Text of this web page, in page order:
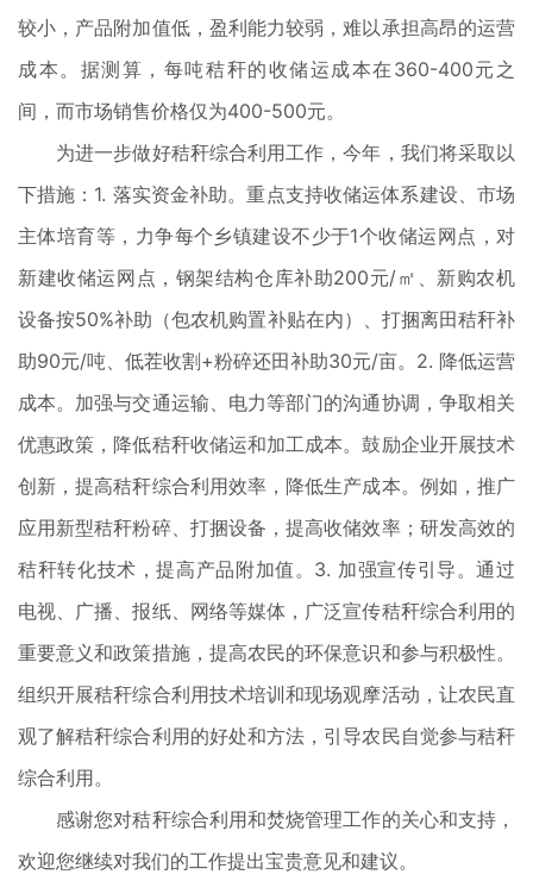
较小，产品附加值低，盈利能力较弱，难以承担高昂的运营
成本。据测算，每吨秸秆的收储运成本在360-400元之
间，而市场销售价格仅为400-500元。
为进一步做好秸秆综合利用工作，今年，我们将采取以
下措施：1. 落实资金补助。重点支持收储运体系建设、市场
主体培育等，力争每个乡镇建设不少于1个收储运网点，对
新建收储运网点，钢架结构仓库补助200元/㎡、新购农机
设备按50%补助（包农机购置补贴在内）、打捆离田秸秆补
助90元/吨、低茬收割+粉碎还田补助30元/亩。2. 降低运营
成本。加强与交通运输、电力等部门的沟通协调，争取相关
优惠政策，降低秸秆收储运和加工成本。鼓励企业开展技术
创新，提高秸秆综合利用效率，降低生产成本。例如，推广
应用新型秸秆粉碎、打捆设备，提高收储效率；研发高效的
秸秆转化技术，提高产品附加值。3. 加强宣传引导。通过
电视、广播、报纸、网络等媒体，广泛宣传秸秆综合利用的
重要意义和政策措施，提高农民的环保意识和参与积极性。
组织开展秸秆综合利用技术培训和现场观摩活动，让农民直
观了解秸秆综合利用的好处和方法，引导农民自觉参与秸秆
综合利用。
感谢您对秸秆综合利用和焚烧管理工作的关心和支持，
欢迎您继续对我们的工作提出宝贵意见和建议。